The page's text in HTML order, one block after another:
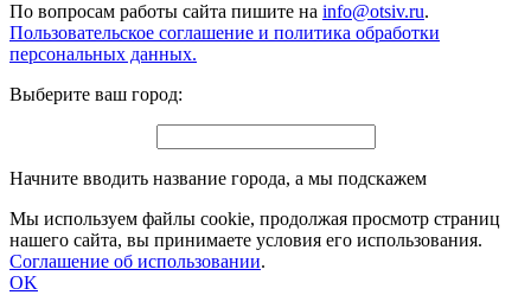
По вопросам работы сайта пишите на info@otsiv.ru.
Пользовательское соглашение и политика обработки
персональных данных.
Выберите ваш город:
Начните вводить название города, а мы подскажем
Мы используем файлы cookie, продолжая просмотр страниц
нашего сайта, вы принимаете условия его использования.
Соглашение об использовании.
OK